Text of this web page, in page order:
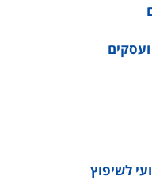
לשיפוץ